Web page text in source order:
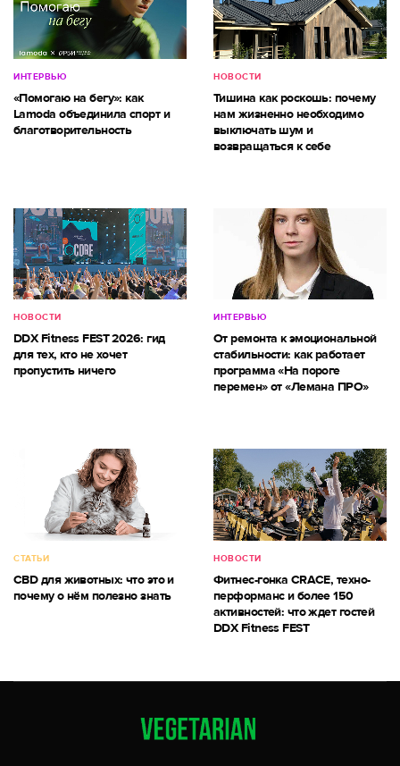
ИНТЕРВЬЮ
«Помогаю на бегу»: как
Lamoda объединила спорт и
благотворительность
НОВОСТИ
Тишина как роскошь: почему
нам жизненно необходимо
выключать шум и
возвращаться к себе
НОВОСТИ
DDX Fitness FEST 2026: гид
для тех, кто не хочет
пропустить ничего
ИНТЕРВЬЮ
От ремонта к эмоциональной
стабильности: как работает
программа «На пороге
перемен» от «Лемана ПРО»
СТАТЬИ
CBD для животных: что это и
почему о нём полезно знать
НОВОСТИ
Фитнес-гонка CRACE, техно-
перформанс и более 150
активностей: что ждет гостей
DDX Fitness FEST